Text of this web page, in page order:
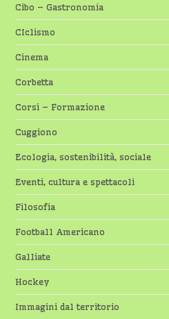
Cibo – Gastronomia
CIclismo
Cinema
Corbetta
Corsi – Formazione
Cuggiono
Ecologia, sostenibilità, sociale
Eventi, cultura e spettacoli
Filosofia
Football Americano
Galliate
Hockey
Immagini dal territorio